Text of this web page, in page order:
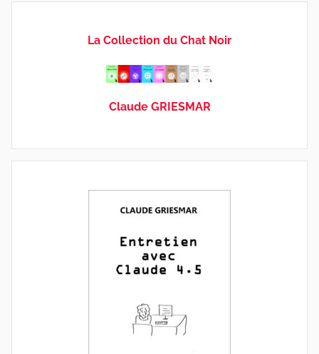
La Collection du Chat Noir
Claude GRIESMAR